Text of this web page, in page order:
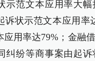
示范文本应用率大
诉状示范文本应用率
应用率达79%；金融
纠纷等商事案由起诉